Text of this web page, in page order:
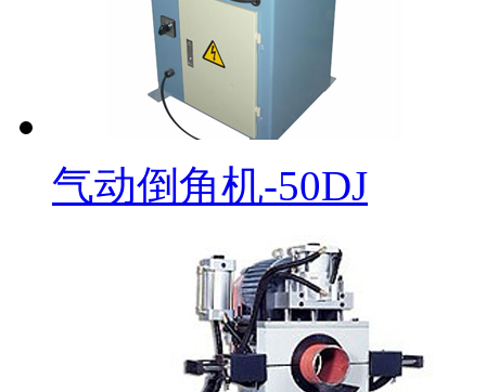
气动倒角机-50DJ